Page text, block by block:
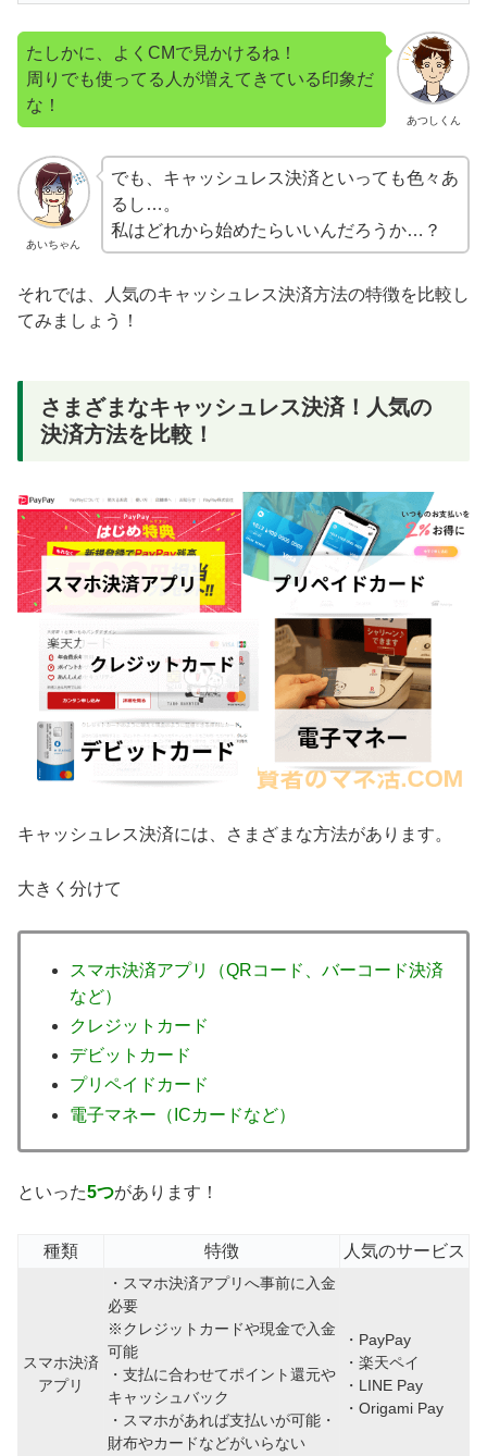
あつしくん
たしかに、よくCMで見かけるね！
周りでも使ってる人が増えてきている印象だ
な！
あいちゃん
でも、キャッシュレス決済といっても色々あ
るし…。
私はどれから始めたらいいんだろうか…？
それでは、人気のキャッシュレス決済方法の特徴を比較し
てみましょう！
さまざまなキャッシュレス決済！人気の
決済方法を比較！
キャッシュレス決済には、さまざまな方法があります。
大きく分けて
スマホ決済アプリ（QRコード、バーコード決済
など）
クレジットカード
デビットカード
プリペイドカード
電子マネー（ICカードなど）
といった5つがあります！
種類 特徴 人気のサービス
スマホ決済
アプリ
・スマホ決済アプリへ事前に入金
必要
※クレジットカードや現金で入金
可能
・支払に合わせてポイント還元や
キャッシュバック
・スマホがあれば支払いが可能・
財布やカードなどがいらない
・PayPay
・楽天ペイ
・LINE Pay
・Origami Pay